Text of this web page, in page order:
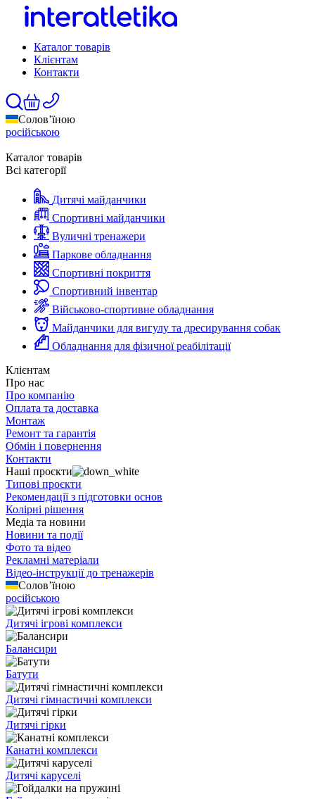
Каталог товарів
Клієнтам
Контакти
Солов’їною
російською
Каталог товарів
Всі категорії
Дитячі майданчики
Спортивні майданчики
Вуличні тренажери
Паркове обладнання
Спортивні покриття
Спортивний інвентар
Військово-спортивне обладнання
Майданчики для вигулу та дресирування собак
Обладнання для фізичної реабілітації
Клієнтам
Про нас
Про компанію
Оплата та доставка
Монтаж
Ремонт та гарантія
Обмін і повернення
Контакти
Наші проєкти
Типові проєкти
Рекомендації з підготовки основ
Колірні рішення
Медіа та новини
Новини та події
Фото та відео
Рекламні матеріали
Відео-інструкції до тренажерів
Солов’їною
російською
Дитячі ігрові комплекси
Балансири
Батути
Дитячі гімнастичні комплекси
Дитячі гірки
Канатні комплекси
Дитячі каруселі